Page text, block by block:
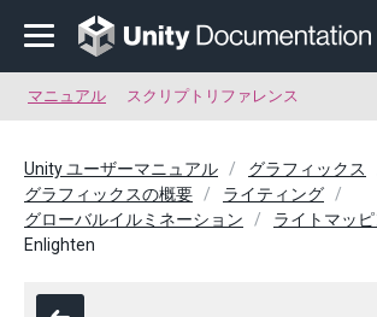
マニュアル スクリプトリファレンス
Unity ユーザーマニュアル
グラフィックス
グラフィックスの概要
ライティング
グローバルイルミネーション
ライトマッ
Enlighten